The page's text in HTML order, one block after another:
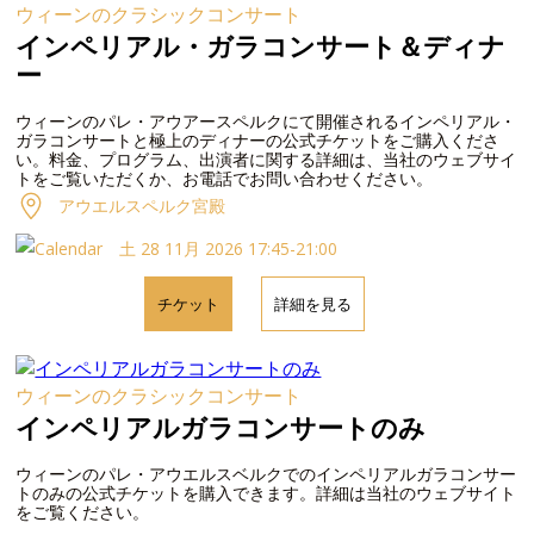
ウィーンのクラシックコンサート
インペリアル・ガラコンサート＆ディナ
ー
ウィーンのパレ・アウアースペルクにて開催されるインペリアル・
ガラコンサートと極上のディナーの公式チケットをご購入くださ
い。料金、プログラム、出演者に関する詳細は、当社のウェブサイ
トをご覧いただくか、お電話でお問い合わせください。
アウエルスペルク宮殿
土 28 11月 2026 17:45-21:00
チケット 詳細を見る
ウィーンのクラシックコンサート
インペリアルガラコンサートのみ
ウィーンのパレ・アウエルスベルクでのインペリアルガラコンサー
トのみの公式チケットを購入できます。詳細は当社のウェブサイト
をご覧ください。